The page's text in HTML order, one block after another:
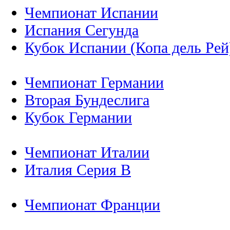
Чемпионат Испании
Испания Сегунда
Кубок Испании (Копа дель
Чемпионат Германии
Вторая Бундеслига
Кубок Германии
Чемпионат Италии
Италия Серия B
Чемпионат Франции